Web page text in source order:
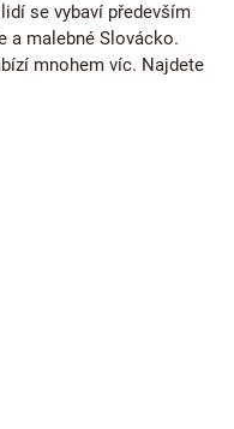
se vybaví především
a malebné Slovácko.
mnohem víc. Najdete